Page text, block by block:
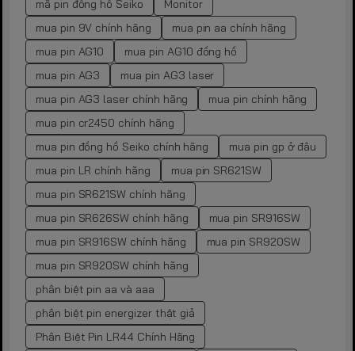
mã pin đồng hồ Seiko
Monitor
mua pin 9V chính hãng
mua pin aa chính hãng
mua pin AG10
mua pin AG10 đồng hồ
mua pin AG3
mua pin AG3 laser
mua pin AG3 laser chính hãng
mua pin chính hãng
mua pin cr2450 chính hãng
mua pin đồng hồ Seiko chính hãng
mua pin gp ở đâu
mua pin LR chính hãng
mua pin SR621SW
mua pin SR621SW chính hãng
mua pin SR626SW chính hãng
mua pin SR916SW
mua pin SR916SW chính hãng
mua pin SR920SW
mua pin SR920SW chính hãng
phân biệt pin aa và aaa
phân biệt pin energizer thật giả
Phân Biệt Pin LR44 Chính Hãng